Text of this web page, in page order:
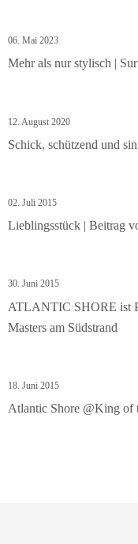
06. Mai 2023
Mehr als nur stylisch |
12. August 2020
Schick, schützend und
02. Juli 2015
Lieblingsstück | Beitrag
30. Juni 2015
ATLANTIC SHORE ist
Masters am Südstrand
18. Juni 2015
Atlantic Shore @King of